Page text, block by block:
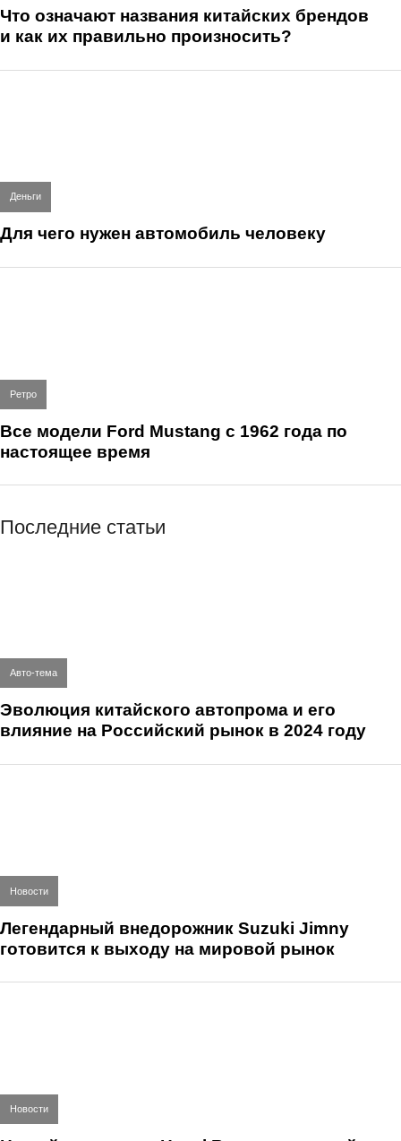
Что означают названия китайских брендов
и как их правильно произносить?
Деньги
Для чего нужен автомобиль человеку
Ретро
Все модели Ford Mustang с 1962 года по
настоящее время
Последние статьи
Авто-тема
Эволюция китайского автопрома и его
влияние на Российский рынок в 2024 году
Новости
Легендарный внедорожник Suzuki Jimny
готовится к выходу на мировой рынок
Новости